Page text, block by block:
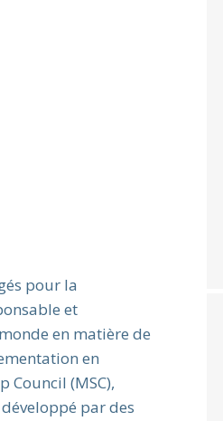
pour la
et
en matière de
en
Council (MSC),
par des